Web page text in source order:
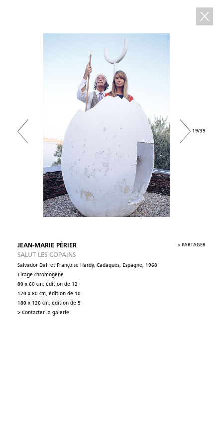
JEAN-MARIE PÉRIER
SALUT LES COPAINS
Salvador Dali et Françoise Hardy, Cadaqués, Espagne, 1968
Tirage chromogène
80 x 60 cm, édition de 12
120 x 80 cm, édition de 10
180 x 120 cm, édition de 5
> Contacter la galerie
> PARTAGER
19/39